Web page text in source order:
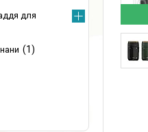
для
1